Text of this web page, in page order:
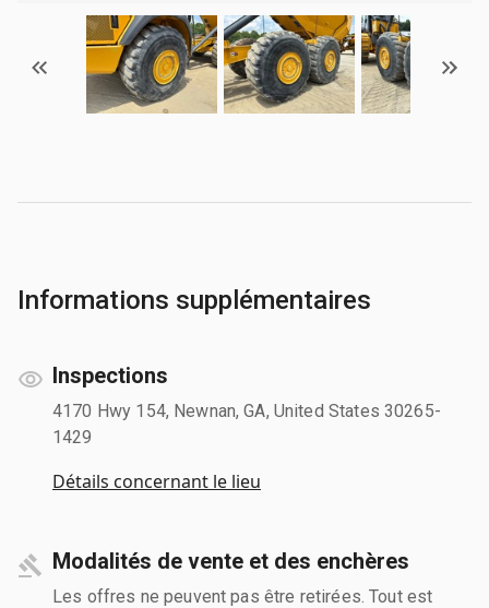
Informations supplémentaires
Inspections
4170 Hwy 154, Newnan, GA, United States 30265-
1429
Détails concernant le lieu
Modalités de vente et des enchères
Les offres ne peuvent pas être retirées. Tout est